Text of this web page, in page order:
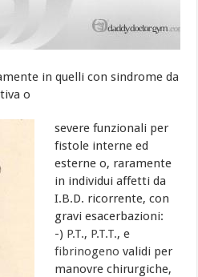
in quelli con sindrome da
o
severe funzionali per
fistole interne ed
esterne o, raramente
in individui affetti da
I.B.D. ricorrente, con
gravi esacerbazioni:
-) P.T., P.T.T., e
fibrinogeno validi per
manovre chirurgiche,